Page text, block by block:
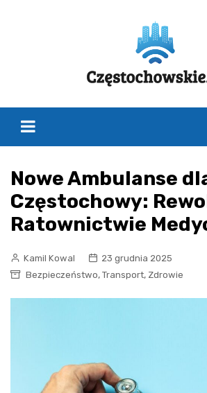
Nowe Ambulanse
Częstochowy:
Ratownictwie
Kamil Kowal
23 grudnia 2025
Bezpieczeństwo, Transport, Zdrowie